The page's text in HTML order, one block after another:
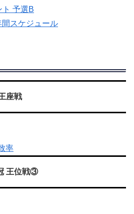
予選B
スケジュール
座戦
率
王位戦③